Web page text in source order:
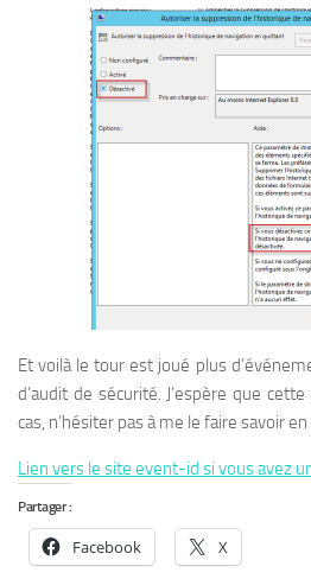
Et voilà le tour est joué plus
d’audit de sécurité. J’espère que
cas, n’hésiter pas à me le faire savoir
Lien vers le site event-id si vous avez
Partager :
Facebook X